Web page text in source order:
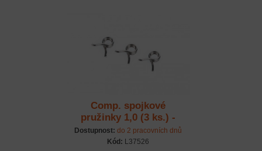
Comp. spojkové
pružinky 1,0 (3 ks.) -
WorksTeam Edition
Dostupnost: do 2 pracovních dnů
Kód: L37526